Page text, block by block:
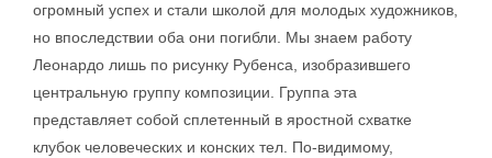
огромный успех и стали школой для молодых художников,
но впоследствии оба они погибли. Мы знаем работу
Леонардо лишь по рисунку Рубенса, изобразившего
центральную группу композиции. Группа эта
представляет собой сплетенный в яростной схватке
клубок человеческих и конских тел. По-видимому,